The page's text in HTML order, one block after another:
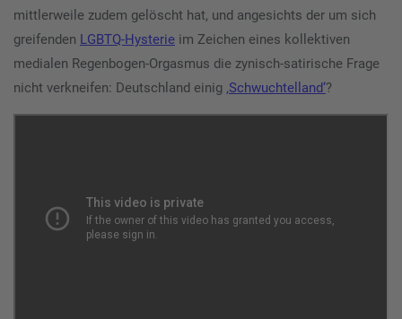
mittlerweile zudem gelöscht hat, und angesichts der um sich
greifenden LGBTQ-Hysterie im Zeichen eines kollektiven
medialen Regenbogen-Orgasmus die zynisch-satirische Frage
nicht verkneifen: Deutschland einig ‚Schwuchtelland‘?